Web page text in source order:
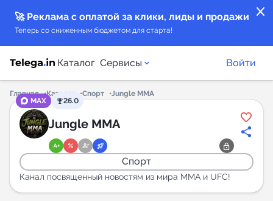
close
🚀 Реклама с оплатой за клики, лиды и продажи
Теперь со сниженным бюджетом для старта!
Каталог Сервисы
Каталог каналов
Каталог ботов
Горящие предложения
Войти
Главная Каталог Спорт
Jungle MMA
MAX
26.0
Jungle MMA
Спорт
Канал посвященный новостям из мира ММА и UFC!